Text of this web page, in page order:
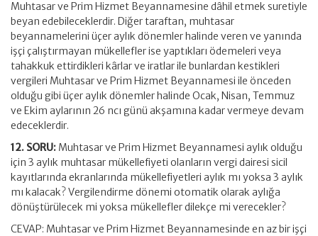
Muhtasar ve Prim Hizmet Beyannamesine dâhil etmek suretiyle
beyan edebileceklerdir. Diğer taraftan, muhtasar
beyannamelerini üçer aylık dönemler halinde veren ve yanında
işçi çalıştırmayan mükellefler ise yaptıkları ödemeleri veya
tahakkuk ettirdikleri kârlar ve iratlar ile bunlardan kestikleri
vergileri Muhtasar ve Prim Hizmet Beyannamesi ile önceden
olduğu gibi üçer aylık dönemler halinde Ocak, Nisan, Temmuz
ve Ekim aylarının 26 ncı günü akşamına kadar vermeye devam
edeceklerdir.
12. SORU: Muhtasar ve Prim Hizmet Beyannamesi aylık olduğu
için 3 aylık muhtasar mükellefiyeti olanların vergi dairesi sicil
kayıtlarında ekranlarında mükellefiyetleri aylık mı yoksa 3 aylık
mı kalacak? Vergilendirme dönemi otomatik olarak aylığa
dönüştürülecek mi yoksa mükellefler dilekçe mi verecekler?
CEVAP: Muhtasar ve Prim Hizmet Beyannamesinde en az bir işçi